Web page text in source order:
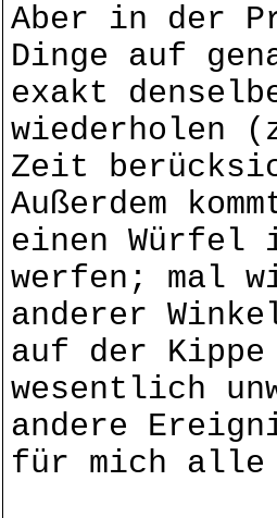
Aber in der
Dinge auf
exakt
wiederholen
Zeit
Außerdem
einen Würfel
werfen; mal
anderer
auf der Kippe
wesentlich
andere
für mich alle